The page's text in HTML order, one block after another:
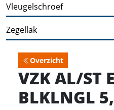
Vleugelschroef
Zegellak
Overzicht
VZK AL/ST
BLKLNGL